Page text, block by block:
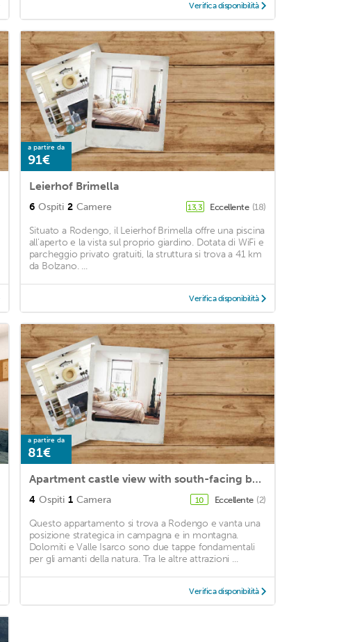
Verifica disponibilità
a partire da
91€
Leierhof Brimella
6 Ospiti 2 Camere 13,3 Eccellente (18)
Situato a Rodengo, il Leierhof Brimella offre una piscina
all'aperto e la vista sul proprio giardino. Dotata di WiFi e
parcheggio privato gratuiti, la struttura si trova a 41 km
da Bolzano. ...
Verifica disponibilità
a partire da
81€
Apartment castle view with south-facing balcony
4 Ospiti 1 Camera 10 Eccellente (2)
Questo appartamento si trova a Rodengo e vanta una
posizione strategica in campagna e in montagna.
Dolomiti e Valle Isarco sono due tappe fondamentali
per gli amanti della natura. Tra le altre attrazioni ...
Verifica disponibilità